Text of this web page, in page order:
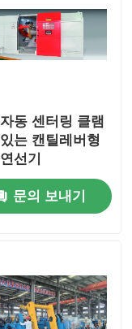
동 센터링 클램
는 캔틸레버형
선기
문의 보내기